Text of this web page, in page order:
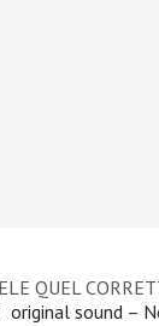
QUEL
original sound –